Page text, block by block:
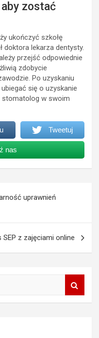
zostać
ukończyć szkołę
doktora lekarza dentysty.
przejść odpowiednie
zdobycie
Po uzyskaniu
się o uzyskanie
stomatolog w swoim
Tweetuj
nas
uprawnień
SEP z zajęciami online